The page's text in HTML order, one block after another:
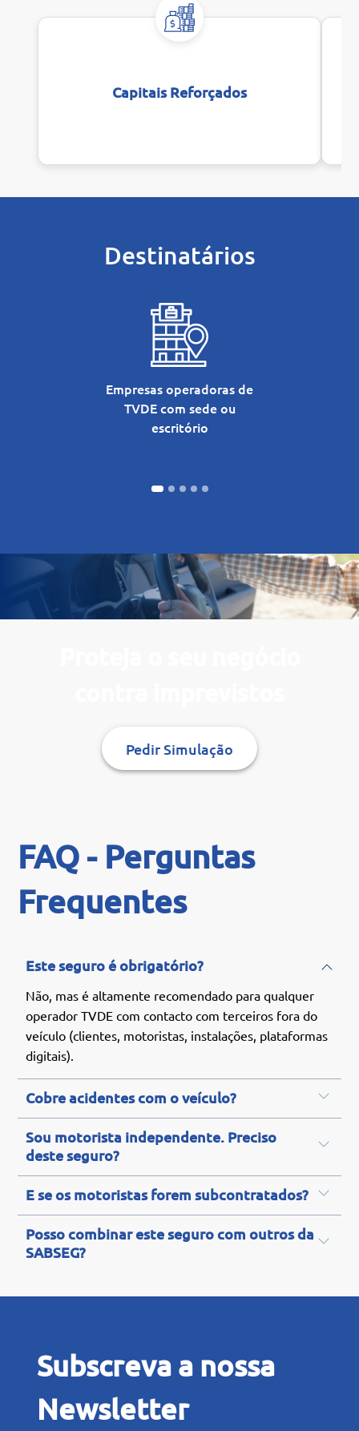
Capitais Reforçados
Destinatários
Empresas operadoras de
TVDE com sede ou
escritório
Pedir Simulação
FAQ - Perguntas
Frequentes
Este seguro é obrigatório?
Não, mas é altamente recomendado para qualquer
operador TVDE com contacto com terceiros fora do
veículo (clientes, motoristas, instalações, plataformas
digitais).
Cobre acidentes com o veículo?
Sou motorista independente. Preciso
deste seguro?
E se os motoristas forem subcontratados?
Posso combinar este seguro com outros da
SABSEG?
Subscreva a nossa
Newsletter